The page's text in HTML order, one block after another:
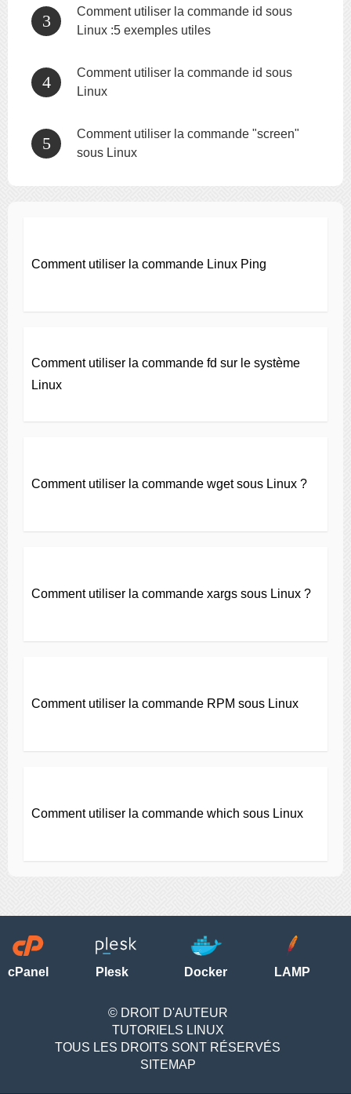
Comment utiliser la commande id sous
Linux :5 exemples utiles
Comment utiliser la commande id sous
Linux
Comment utiliser la commande "screen"
sous Linux
Comment utiliser la commande Linux Ping
Comment utiliser la commande fd sur le système
Linux
Comment utiliser la commande wget sous Linux ?
Comment utiliser la commande xargs sous Linux ?
Comment utiliser la commande RPM sous Linux
Comment utiliser la commande which sous Linux
cPanel Plesk Docker LAMP
© DROIT D'AUTEUR
TUTORIELS LINUX
TOUS LES DROITS SONT RÉSERVÉS
SITEMAP